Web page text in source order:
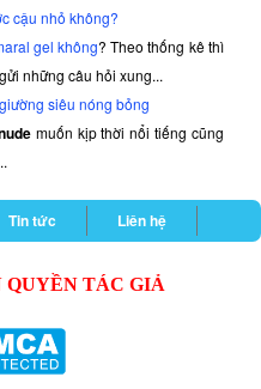
cậu nhỏ không?
gel không? Theo thống kê thì
những câu hỏi xung...
siêu nóng bỏng
muốn kịp thời nổi tiếng cũng
Tin tức Liên hệ
QUYỀN TÁC GIẢ